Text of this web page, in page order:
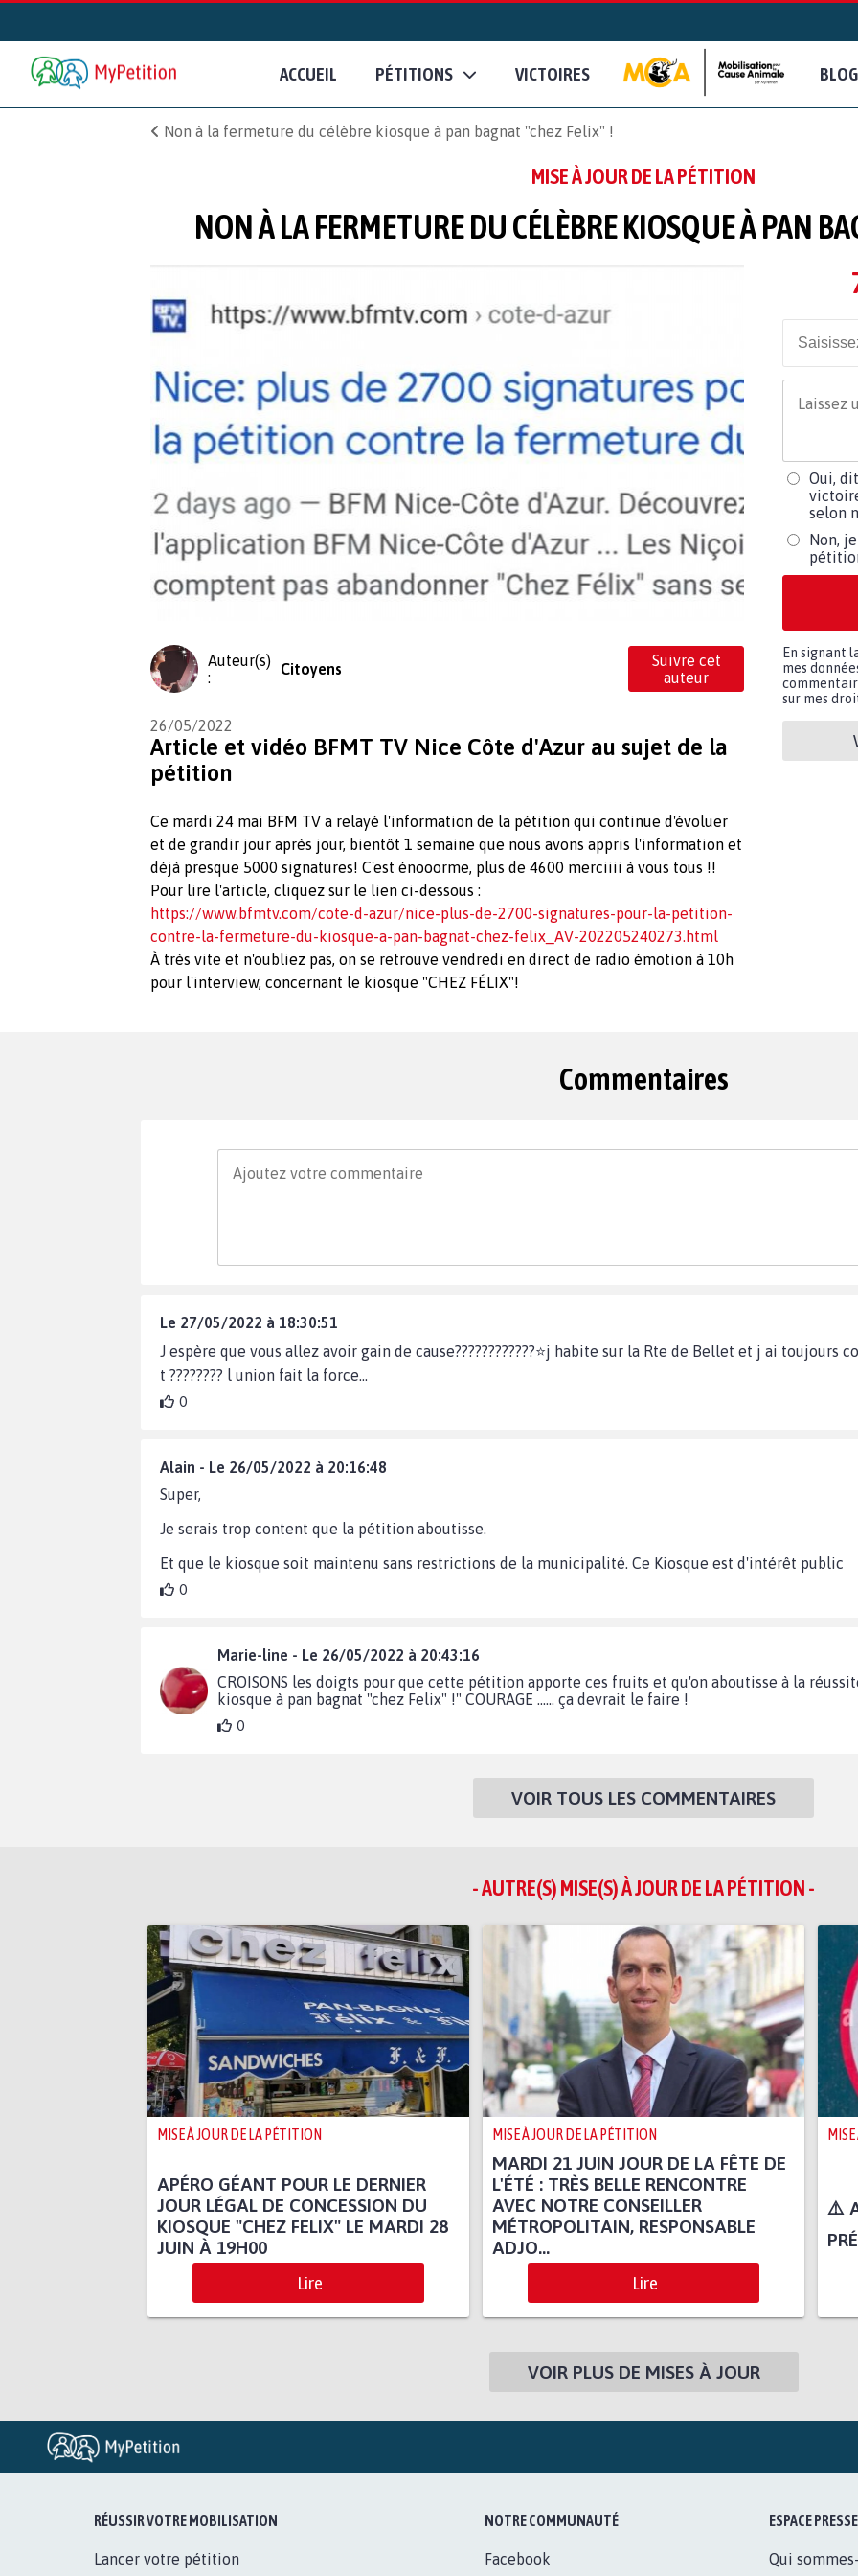
ACCUEIL PÉTITIONS VICTOIRES BLOG
Non à la fermeture du célèbre kiosque à pan bagnat "chez Felix" !
MISE À JOUR DE LA PÉTITION
NON À LA FERMETURE DU CÉLÈBRE KIOSQUE À PAN
Auteur(s)
:
Citoyens
Suivre cet
auteur
26/05/2022
Article et vidéo BFMT TV Nice Côte d'Azur au sujet de la
pétition
Ce mardi 24 mai BFM TV a relayé l'information de la pétition qui continue d'évoluer
et de grandir jour après jour, bientôt 1 semaine que nous avons appris l'information et
déjà presque 5000 signatures! C'est énooorme, plus de 4600 merciiii à vous tous !!
Pour lire l'article, cliquez sur le lien ci-dessous :
https://www.bfmtv.com/cote-d-azur/nice-plus-de-2700-signatures-pour-la-petition-
contre-la-fermeture-du-kiosque-a-pan-bagnat-chez-felix_AV-202205240273.html
À très vite et n'oubliez pas, on se retrouve vendredi en direct de radio émotion à 10h
pour l'interview, concernant le kiosque "CHEZ FÉLIX"!
Oui,
selon
Non,
En signant
mes
sur mes
Commentaires
Le 27/05/2022 à 18:30:51
J espère que vous allez avoir gain de cause????????????⭐j habite sur la Rte de Bellet et j ai toujours
t ???????? l union fait la force...
0
Alain - Le 26/05/2022 à 20:16:48
Super,
Je serais trop content que la pétition aboutisse.
Et que le kiosque soit maintenu sans restrictions de la municipalité. Ce Kiosque est d'intérêt public
0
Marie-line - Le 26/05/2022 à 20:43:16
CROISONS les doigts pour que cette pétition apporte ces fruits et qu'on aboutisse à la
kiosque à pan bagnat "chez Felix" !" COURAGE ...... ça devrait le faire !
0
VOIR TOUS LES COMMENTAIRES
- AUTRE(S) MISE(S) À JOUR DE LA PÉTITION -
MISE À JOUR DE LA PÉTITION
APÉRO GÉANT POUR LE DERNIER
JOUR LÉGAL DE CONCESSION DU
KIOSQUE "CHEZ FELIX" LE MARDI 28
JUIN À 19H00
Lire
MISE À JOUR DE LA PÉTITION
MARDI 21 JUIN JOUR DE LA FÊTE DE
L'ÉTÉ : TRÈS BELLE RENCONTRE
AVEC NOTRE CONSEILLER
MÉTROPOLITAIN, RESPONSABLE
ADJO...
Lire
⚠️
VOIR PLUS DE MISES À JOUR
RÉUSSIR VOTRE MOBILISATION
Lancer votre pétition
NOTRE COMMUNAUTÉ
Facebook
ESPACE PRESSE
Qui